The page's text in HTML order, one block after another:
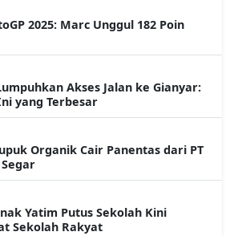
2025: Marc Unggul 182 Poin
Akses Jalan ke Gianyar:
yang Terbesar
Organik Cair Panentas dari PT
Yatim Putus Sekolah Kini
Sekolah Rakyat